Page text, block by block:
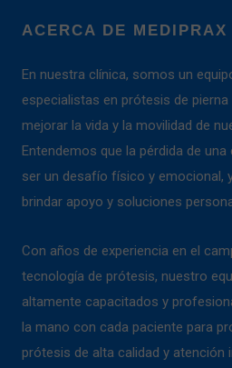
ACERCA DE MEDIPRAX
En nuestra clínica, somos un
especialistas en prótesis de
mejorar la vida y la movilidad de
Entendemos que la pérdida de
ser un desafío físico y emocional,
brindar apoyo y soluciones
Con años de experiencia en el
tecnología de prótesis, nuestro
altamente capacitados y
la mano con cada paciente para
prótesis de alta calidad y atención